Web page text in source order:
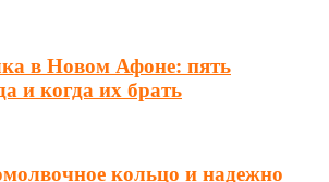
в Новом Афоне: пять
и когда их брать
кольцо и надежно